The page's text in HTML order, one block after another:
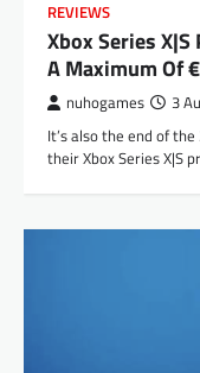
REVIEWS
Xbox Series X|S
A Maximum Of
nuhogames 3
It’s also the end of
their Xbox Series X|S